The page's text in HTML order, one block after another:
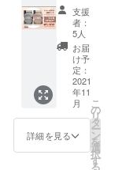
】fashy
湯たん
ぽ1.8L
スマー
トボト
ル 2色
セット
（ライ
トグ
レー、
ライト
ローズ
各1個）
支援
者：
5人
お届
け予
定：
2021
年11
月
詳細を見る
こ
の
リ
タ
ー
ン
を
選
択
す
る